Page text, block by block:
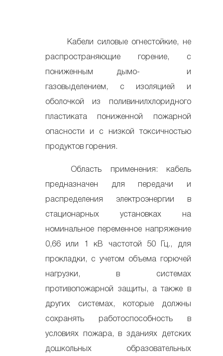
Кабели силовые огнестойкие, не
распространяющие горение, с
пониженным дымо- и
газовыделением, с изоляцией и
оболочкой из поливинилхлоридного
пластиката пониженной пожарной
опасности и с низкой токсичностью
продуктов горения.
Область применения: кабель
предназначен для передачи и
распределения электроэнергии в
стационарных установках на
номинальное переменное напряжение
0,66 или 1 кВ частотой 50 Гц., для
прокладки, с учетом объема горючей
нагрузки, в системах
противопожарной защиты, а также в
других системах, которые должны
сохранять работоспособность в
условиях пожара, в зданиях детских
дошкольных образовательных